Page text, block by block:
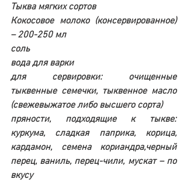
Тыква мягких сортов
Кокосовое молоко (консервированное)
– 200-250 мл
соль
вода для варки
для сервировки: очищенные
тыквенные семечки, тыквенное масло
(свежевыжатое либо высшего сорта)
пряности, подходящие к тыкве:
куркума, сладкая паприка, корица,
кардамон, семена кориандра,черный
перец, ваниль, перец-чили, мускат – по
вкусу